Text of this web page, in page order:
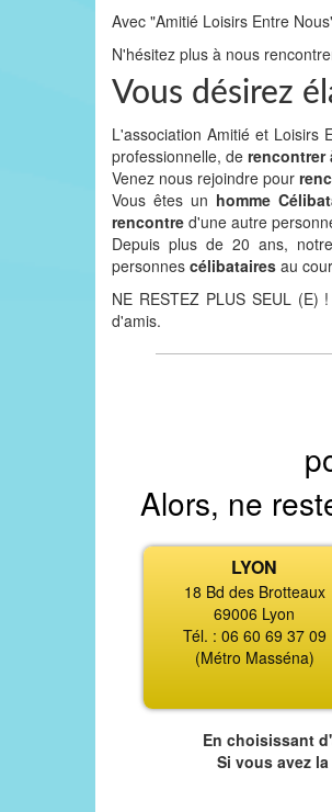
Avec "Amitié Loisirs Entre
N'hésitez plus à nous
Vous désirez
L'association Amitié et Loisirs
professionnelle, de rencontrer
Venez nous rejoindre pour
Vous êtes un homme
rencontre d'une autre
Depuis plus de 20 ans, notre
personnes célibataires au
NE RESTEZ PLUS SEUL
d'amis.
Alors, ne
LYON
18 Bd des Brotteaux
69006 Lyon
Tél. : 06 60 69 37 09
(Métro Masséna)
En choisissant
Si vous avez